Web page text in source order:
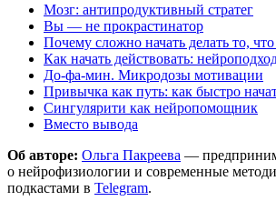
Мозг: антипродуктивный стратег
Вы — не прокрастинатор
Почему сложно начать делать то,
Как начать действовать:
До-фа-мин. Микродозы мотивации
Привычка как путь: как быстро
Сингулярити как нейропомощник
Вместо вывода
Об авторе: Ольга Пакреева —
о нейрофизиологии и современные
подкастами в Telegram.